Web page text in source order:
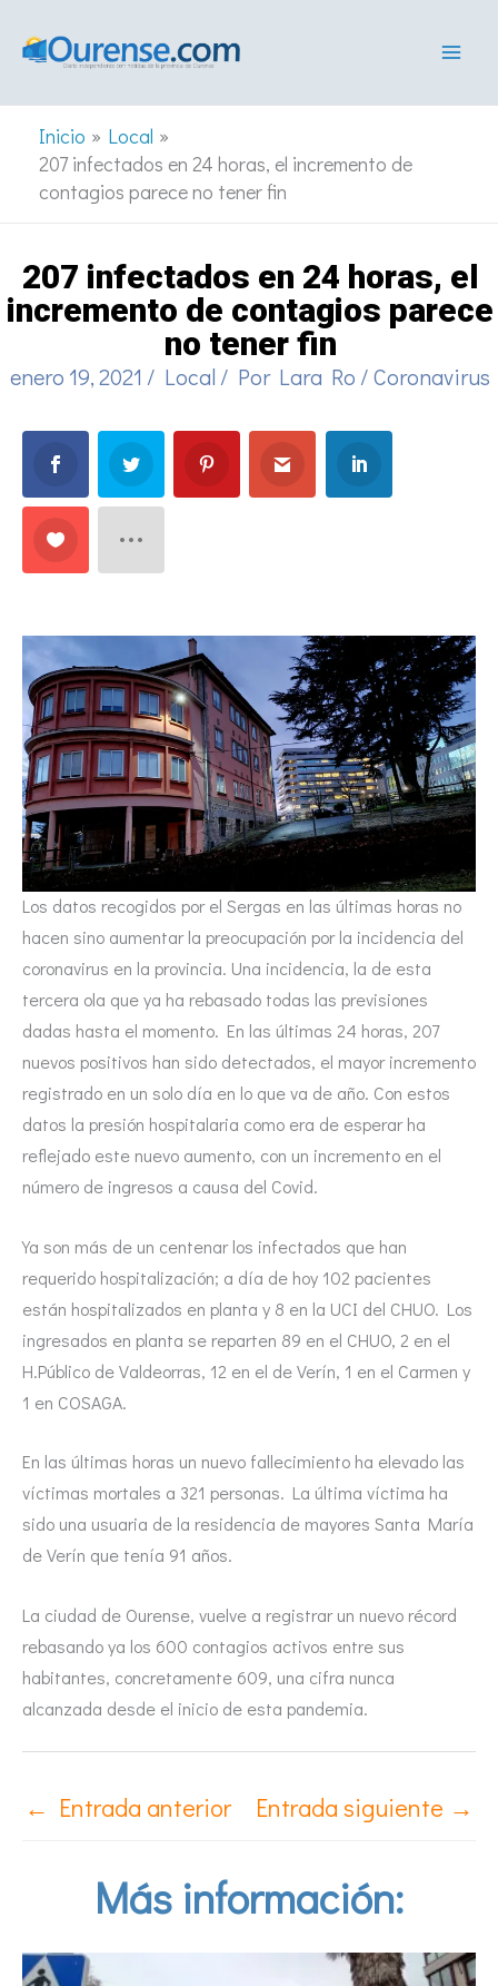
Inicio
Local
207 infectados en 24 horas, el incremento de
contagios parece no tener fin
207 infectados en 24 horas, el
incremento de contagios parece
no tener fin
enero 19, 2021 / Local / Por Lara Ro /Coronavirus
Los datos recogidos por el Sergas en las últimas horas no
hacen sino aumentar la preocupación por la incidencia del
coronavirus en la provincia. Una incidencia, la de esta
tercera ola que ya ha rebasado todas las previsiones
dadas hasta el momento. En las últimas 24 horas, 207
nuevos positivos han sido detectados, el mayor incremento
registrado en un solo día en lo que va de año. Con estos
datos la presión hospitalaria como era de esperar ha
reflejado este nuevo aumento, con un incremento en el
número de ingresos a causa del Covid.
Ya son más de un centenar los infectados que han
requerido hospitalización; a día de hoy 102 pacientes
están hospitalizados en planta y 8 en la UCI del CHUO. Los
ingresados en planta se reparten 89 en el CHUO, 2 en el
H.Público de Valdeorras, 12 en el de Verín, 1 en el Carmen y
1 en COSAGA.
En las últimas horas un nuevo fallecimiento ha elevado las
víctimas mortales a 321 personas. La última víctima ha
sido una usuaria de la residencia de mayores Santa María
de Verín que tenía 91 años.
La ciudad de Ourense, vuelve a registrar un nuevo récord
rebasando ya los 600 contagios activos entre sus
habitantes, concretamente 609, una cifra nunca
alcanzada desde el inicio de esta pandemia.
← Entrada anterior Entrada siguiente →
Más información: